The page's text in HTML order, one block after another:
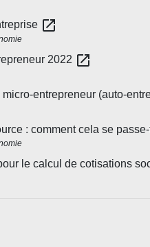
open_in_new
2022 open_in_new
entrepreneur (auto-
: comment cela se
le calcul de cotisations